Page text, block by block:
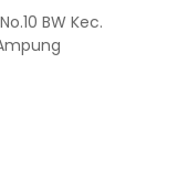
BW Kec.